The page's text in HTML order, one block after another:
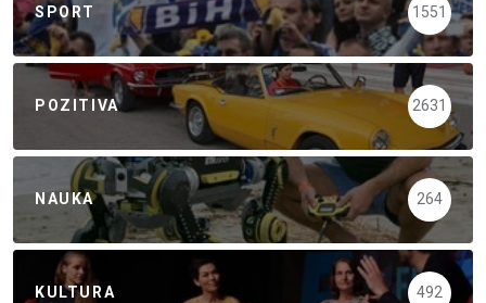
SPORT 1551
POZITIVA 2631
NAUKA 264
KULTURA 492